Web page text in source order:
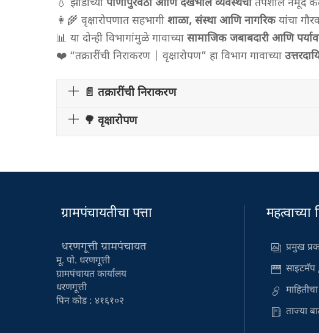
💧 झाडांच्या पाणीपुरवठा आणि देखभाल व्यवस्थेचातपशील नमूद
👩‍🌾 वृक्षारोपणात सहभागी शाळा, संस्था आणि नागरिकयांचा
📊 या दोन्ही विभागांमुळे गावाच्या सामाजिक जबाबदारी आणि
❤️ “तक्रारींची निराकरण | वृक्षारोपण” हा विभाग गावाच्या
📄 तक्रारींची निराकरण
🌳 वृक्षारोपण
ग्रामपंचायतीचा पत्ता
धरणगूत्ती ग्रामपंचायत
मू. पो. धरणगूत्ती
ग्रामपंचायत कार्यालय
धरणगूत्ती
पिन कोड : ४१६१०२
महत्वाच्या
प्रमुख
ताज्या